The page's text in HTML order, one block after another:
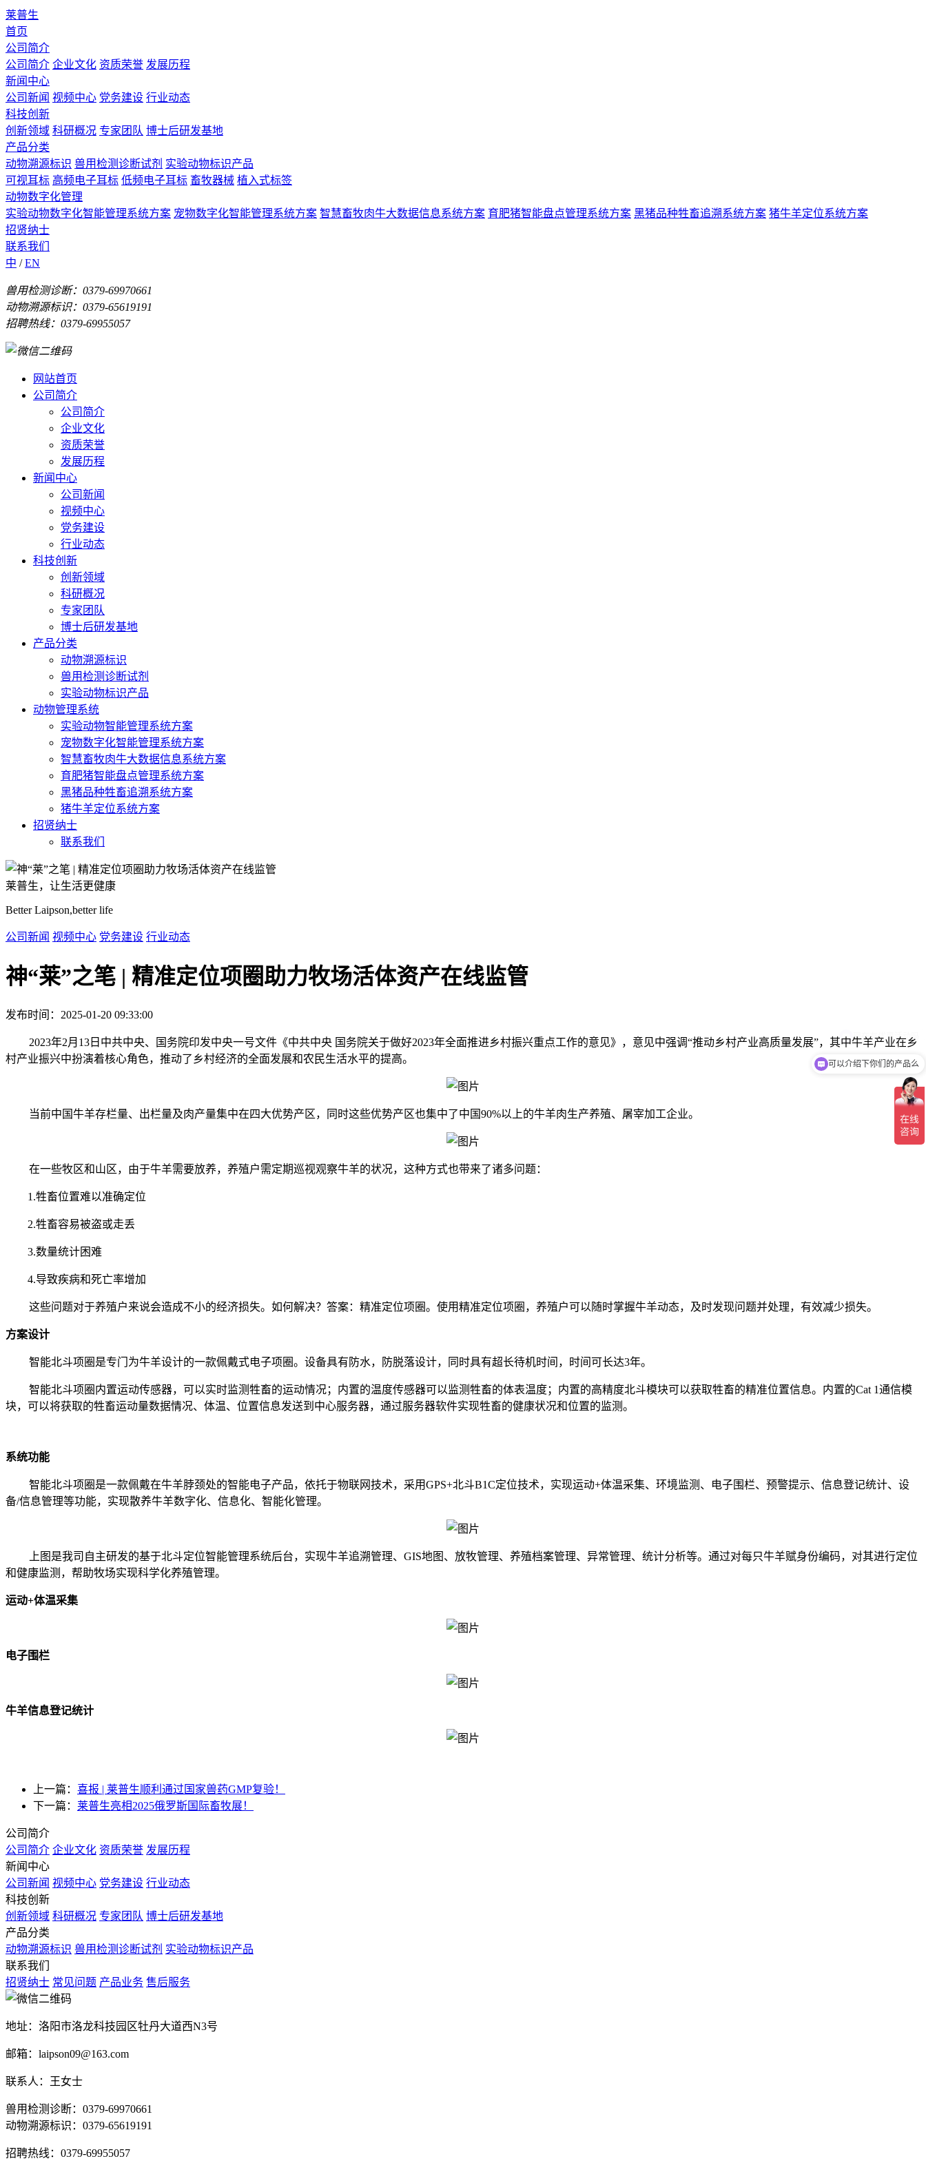
莱普生
首页
公司简介
公司简介 企业文化 资质荣誉 发展历程
新闻中心
公司新闻 视频中心 党务建设 行业动态
科技创新
创新领域 科研概况 专家团队 博士后研发基地
产品分类
动物溯源标识 兽用检测诊断试剂 实验动物标识产品
可视耳标 高频电子耳标 低频电子耳标 畜牧器械 植入式标签
动物数字化管理
实验动物数字化智能管理系统方案 宠物数字化智能管理系统方案 智慧畜牧肉牛大数据信息系统方案 育肥猪智能盘点管理系统方案 黑猪品种牲畜追溯系统方案 猪牛羊定位系统方案
招贤纳士
联系我们
中 /EN
兽用检测诊断：0379-69970661
动物溯源标识：0379-65619191
招聘热线：0379-69955057
网站首页
公司简介
公司简介
企业文化
资质荣誉
发展历程
新闻中心
公司新闻
视频中心
党务建设
行业动态
科技创新
创新领域
科研概况
专家团队
博士后研发基地
产品分类
动物溯源标识
兽用检测诊断试剂
实验动物标识产品
动物管理系统
实验动物智能管理系统方案
宠物数字化智能管理系统方案
智慧畜牧肉牛大数据信息系统方案
育肥猪智能盘点管理系统方案
黑猪品种牲畜追溯系统方案
猪牛羊定位系统方案
招贤纳士
联系我们
莱普生，让生活更健康
Better Laipson,better life
公司新闻 视频中心 党务建设 行业动态
神“莱”之笔 | 精准定位项圈助力牧场活体资产在线监管
发布时间：2025-01-20 09:33:00
2023年2月13日中共中央、国务院印发中央一号文件《中共中央 国务院关于做好2023年全面推进乡村振兴重点工作的意见》，意见中强调“推动乡村产业高质量发展”，其中牛羊产业在乡
村产业振兴中扮演着核心角色，推动了乡村经济的全面发展和农民生活水平的提高。
当前中国牛羊存栏量、出栏量及肉产量集中在四大优势产区，同时这些优势产区也集中了中国90%以上的牛羊肉生产养殖、屠宰加工企业。
在一些牧区和山区，由于牛羊需要放养，养殖户需定期巡视观察牛羊的状况，这种方式也带来了诸多问题：
1.牲畜位置难以准确定位
2.牲畜容易被盗或走丢
3.数量统计困难
4.导致疾病和死亡率增加
这些问题对于养殖户来说会造成不小的经济损失。如何解决？答案：精准定位项圈。使用精准定位项圈，养殖户可以随时掌握牛羊动态，及时发现问题并处理，有效减少损失。
方案设计
智能北斗项圈是专门为牛羊设计的一款佩戴式电子项圈。设备具有防水，防脱落设计，同时具有超长待机时间，时间可长达3年。
智能北斗项圈内置运动传感器，可以实时监测牲畜的运动情况；内置的温度传感器可以监测牲畜的体表温度；内置的高精度北斗模块可以获取牲畜的精准位置信息。内置的Cat 1通信模
块，可以将获取的牲畜运动量数据情况、体温、位置信息发送到中心服务器，通过服务器软件实现牲畜的健康状况和位置的监测。
系统功能
智能北斗项圈是一款佩戴在牛羊脖颈处的智能电子产品，依托于物联网技术，采用GPS+北斗B1C定位技术，实现运动+体温采集、环境监测、电子围栏、预警提示、信息登记统计、设
备/信息管理等功能，实现散养牛羊数字化、信息化、智能化管理。
上图是我司自主研发的基于北斗定位智能管理系统后台，实现牛羊追溯管理、GIS地图、放牧管理、养殖档案管理、异常管理、统计分析等。通过对每只牛羊赋身份编码，对其进行定位
和健康监测，帮助牧场实现科学化养殖管理。
运动+体温采集
电子围栏
牛羊信息登记统计
上一篇： 喜报 | 莱普生顺利通过国家兽药GMP复验！
下一篇： 莱普生亮相2025俄罗斯国际畜牧展！
公司简介
公司简介 企业文化 资质荣誉 发展历程
新闻中心
公司新闻 视频中心 党务建设 行业动态
科技创新
创新领域 科研概况 专家团队 博士后研发基地
产品分类
动物溯源标识 兽用检测诊断试剂 实验动物标识产品
联系我们
招贤纳士 常见问题 产品业务 售后服务
地址：洛阳市洛龙科技园区牡丹大道西N3号
邮箱：laipson09@163.com
联系人：王女士
兽用检测诊断：0379-69970661
动物溯源标识：0379-65619191
招聘热线：0379-69955057
可以介绍下你们的产品么